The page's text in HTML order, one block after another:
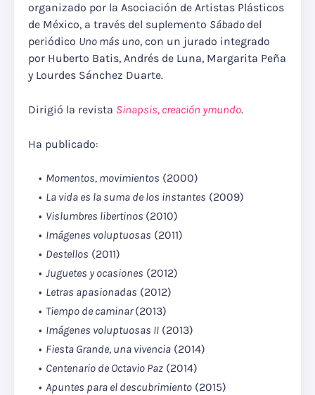
organizado por la Asociación de Artistas Plásticos
de México, a través del suplemento Sábado del
periódico Uno más uno, con un jurado integrado
por Huberto Batis, Andrés de Luna, Margarita Peña
y Lourdes Sánchez Duarte.
Dirigió la revista Sinapsis, creación ymundo.
Ha publicado:
Momentos, movimientos (2000)
La vida es la suma de los instantes (2009)
Vislumbres libertinos (2010)
Imágenes voluptuosas (2011)
Destellos (2011)
Juguetes y ocasiones (2012)
Letras apasionadas (2012)
Tiempo de caminar(2013)
Imágenes voluptuosas II (2013)
Fiesta Grande, una vivencia (2014)
Centenario de Octavio Paz (2014)
Apuntes para el descubrimiento (2015)